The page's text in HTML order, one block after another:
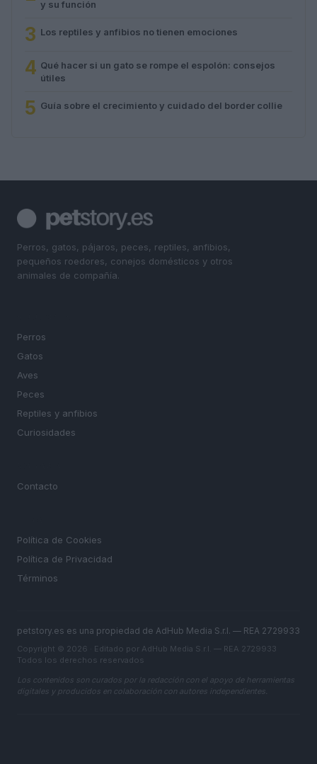
y su función
3 Los reptiles y anfibios no tienen emociones
4 Qué hacer si un gato se rompe el espolón: consejos
útiles
5 Guía sobre el crecimiento y cuidado del border collie
Perros, gatos, pájaros, peces, reptiles, anfibios,
pequeños roedores, conejos domésticos y otros
animales de compañía.
Perros
Gatos
Aves
Peces
Reptiles y anfibios
Curiosidades
Contacto
Política de Cookies
Política de Privacidad
Términos
petstory.es es una propiedad de AdHub Media S.r.l. — REA 2729933
Copyright © 2026 · Editado por AdHub Media S.r.l. — REA 2729933
Todos los derechos reservados
Los contenidos son curados por la redacción con el apoyo de herramientas
digitales y producidos en colaboración con autores independientes.